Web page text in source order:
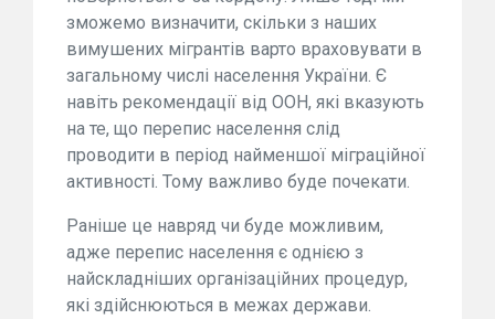
зможемо визначити, скільки з наших
вимушених мігрантів варто враховувати в
загальному числі населення України. Є
навіть рекомендації від ООН, які вказують
на те, що перепис населення слід
проводити в період найменшої міграційної
активності. Тому важливо буде почекати.
Раніше це навряд чи буде можливим,
адже перепис населення є однією з
найскладніших організаційних процедур,
які здійснюються в межах держави.